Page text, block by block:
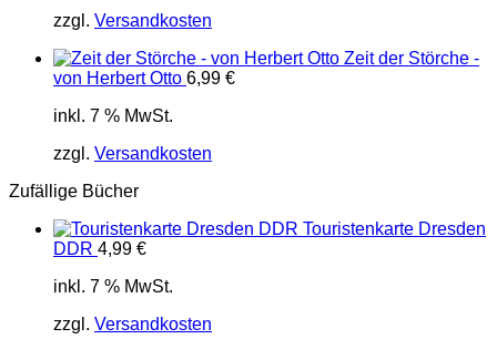
zzgl. Versandkosten
Zeit der Störche -
von Herbert Otto 6,99 €
inkl. 7 % MwSt.
zzgl. Versandkosten
Zufällige Bücher
Touristenkarte Dresden
DDR 4,99 €
inkl. 7 % MwSt.
zzgl. Versandkosten